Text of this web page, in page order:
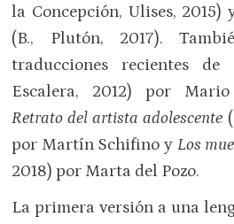
la Concepción, Ulises,
(B., Plutón, 2017).
traducciones recientes de
Escalera, 2012) por
Retrato del artista adolescente
por Martín Schifino y Los
2018) por Marta del Pozo.
La primera versión a una